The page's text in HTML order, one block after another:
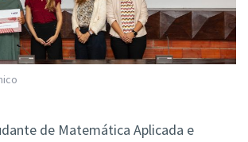
de Matemática Aplicada e